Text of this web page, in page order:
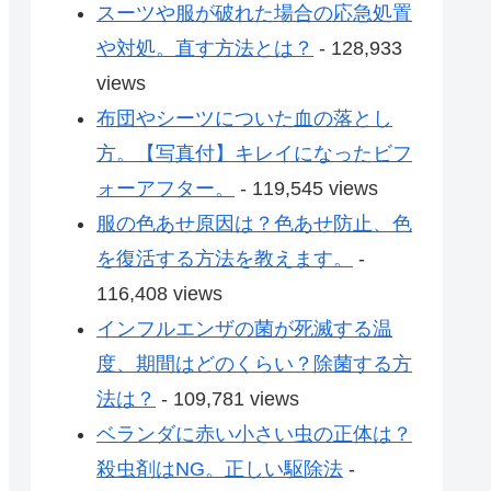
スーツや服が破れた場合の応急処置
や対処。直す方法とは？ - 128,933
views
布団やシーツについた血の落とし
方。【写真付】キレイになったビフ
ォーアフター。
- 119,545 views
服の色あせ原因は？色あせ防止、色
を復活する方法を教えます。
-
116,408 views
インフルエンザの菌が死滅する温
度、期間はどのくらい？除菌する方
法は？ - 109,781 views
ベランダに赤い小さい虫の正体は？
殺虫剤はNG。正しい駆除法 -